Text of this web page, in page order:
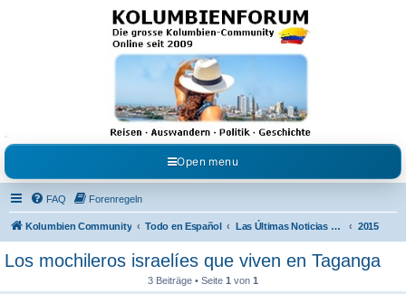
Kolumbienforum - Das
grosse Forum der
Freunde Kolumbiens
Reisen, Auswandern, Kultur, Politik, Geschichte und Visum in Kolumbien und Venezuela.
Austausch, Erfahrungen und Gemeinschaft im Kolumbienforum
Open menu
FAQ Forenregeln
Kolumbien Community Todo en Español Las Últimas Noticias en Español 2015
Los mochileros israelíes que viven en Taganga
3 Beiträge • Seite 1 von 1